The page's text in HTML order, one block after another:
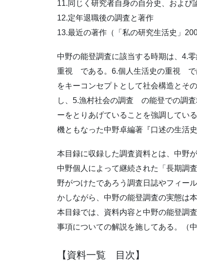
11.同じく研究者自身の自分史、および
12.定年退職後の調査と著作
13.最近の著作（「私の研究生活史」
中野の能登調査に該当する時期は、
重視 である。6.個人生活史の重視 で
をキーコンセプトとして社会構造とそ
し、5.漁村社会の調査 の能登での調
ーをとりあげていることを強調してい
機ともなった中野卓編著『口述の生活
本目録に収録した調査資料とは、中野
中野個人によって継続された「長期調
野がつけたであろう調査日誌やフィー
かしながら、中野の能登調査の実態は
本目録では、資料内容と中野の能登調
事項についての解説を施してある。（中
【資料一覧 目次】